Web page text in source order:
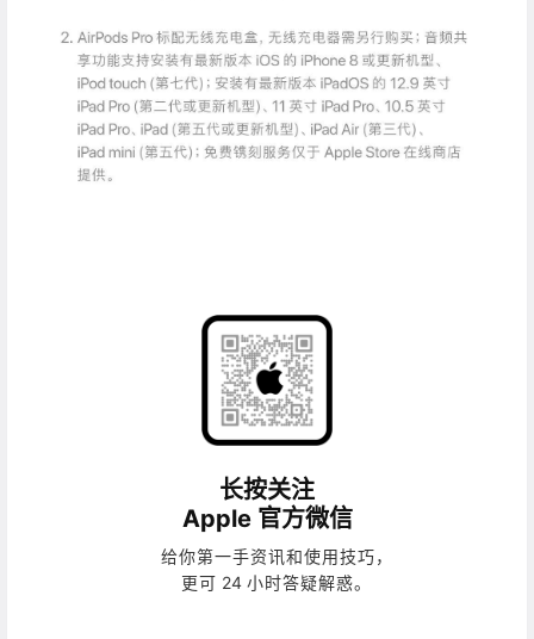
ds Pro 再以相应的抗噪声波去抵消， 让你尽情沉浸在音乐
里， 把喧嚣世界关在耳外。 通透模式， 自然引入更多环境
声， 让耳朵重新听见身边的世界。 在街上边走边听更安
心， 连地铁报站也不担心错过。 舒适 柔软的硅胶耳塞，独
特的内部锥形设计， 标配三种尺寸随你选， 更好地贴合你
的耳朵，一直戴着都舒服。 音质 加入了自适应均衡功能，
可根据你的耳形 以每秒 200 次的频率持续优化音频。 高动
态范围放大器， 为你呈现纯净清澈的声音。 性能与设计 外
形小巧，却满载先进技术。以 H1 芯片为例， 它从主动降
噪、音质到 Siri，承包了 AirPods Pro 的各种绝活。 力度感
应器，让你一手搞定各种操作； 抗汗抗水，陪你运动不
长按关注
Apple官方微信
给你第一手资讯和使用技巧，
更可
24小时答疑解惑。